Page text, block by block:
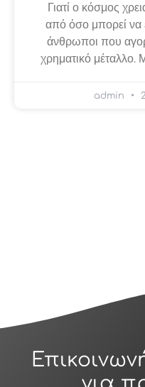
Γιατί ο κόσμος
από όσο μπορεί να
άνθρωποι που
χρηματικό μέταλλο.
admin